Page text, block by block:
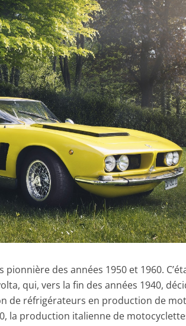
des années 1950 et 1960.
qui, vers la fin des années 1940,
de réfrigérateurs en production de
la production italienne de